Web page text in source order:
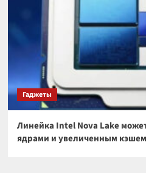
Гаджеты
Линейка Intel Nova Lake
ядрами и увеличенным кэшем